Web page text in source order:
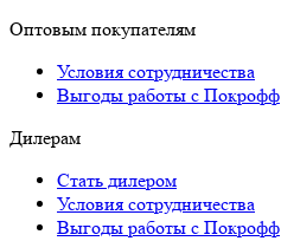
Оптовым покупателям
Условия сотрудничества
Выгоды работы с Покрофф
Дилерам
Стать дилером
Условия сотрудничества
Выгоды работы с Покрофф